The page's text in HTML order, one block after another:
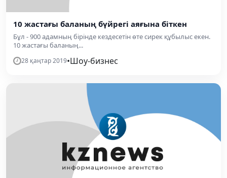
10 жастағы баланың бүйрегі аяғына біткен
Бұл - 900 адамның бірінде кездесетін өте сирек құбылыс екен.
10 жастағы баланың...
28 қаңтар 2019•Шоу-бизнес